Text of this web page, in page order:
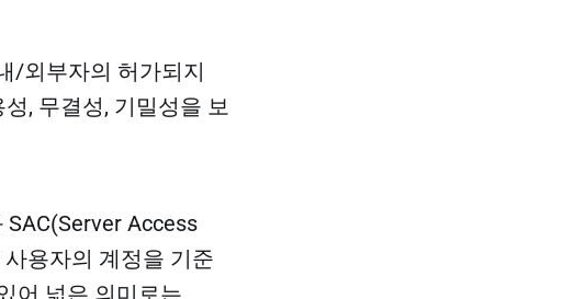
/외부자의 허가되지
, 무결성, 기밀성을 보
Access
용자의 계정을 기준
어 넓은 의미로는